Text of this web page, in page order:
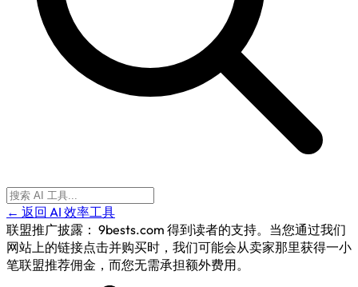
← 返回 AI 效率工具
联盟推广披露： 9bests.com 得到读者的支持。当您通过我们
网站上的链接点击并购买时，我们可能会从卖家那里获得一小
笔联盟推荐佣金，而您无需承担额外费用。